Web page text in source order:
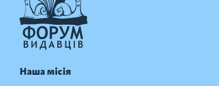
Наша місія